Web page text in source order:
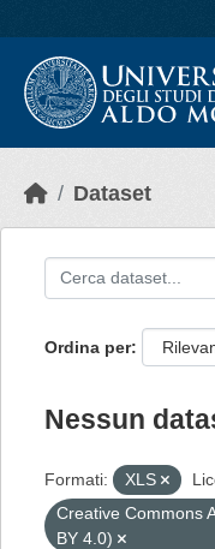
Dataset
Ordina per
Nessun
Formati: XLS
Creative Commons
BY 4.0)